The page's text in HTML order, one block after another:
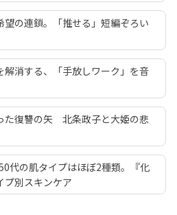
の連鎖。「推せる」短編ぞろい
解消する、「手放しワーク」を音
た復讐の矢 北条政子と大姫の悲
代の肌タイプはほぼ2種類。『化
プ別スキンケア